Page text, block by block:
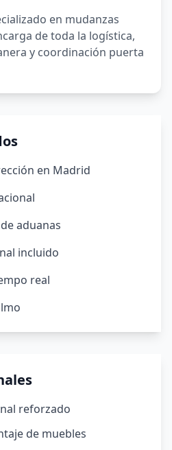
en mudanzas
de toda la logística,
y coordinación puerta
en Madrid
aduanas
incluido
real
reforzado
de muebles